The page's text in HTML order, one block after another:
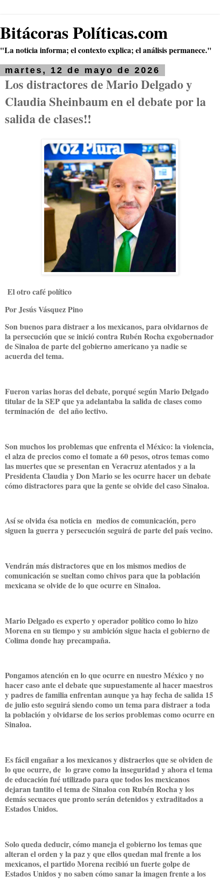
Bitácoras Políticas.com
"La noticia informa; el contexto explica; el análisis permanece."
martes, 12 de mayo de 2026
Los distractores de Mario Delgado y
Claudia Sheinbaum en el debate por la
salida de clases!!
El otro café político
Por Jesús Vásquez Pino
Son buenos para distraer a los mexicanos, para olvidarnos de
la persecución que se inició contra Rubén Rocha exgobernador
de Sinaloa de parte del gobierno americano ya nadie se
acuerda del tema.
Fueron varias horas del debate, porqué según Mario Delgado
titular de la SEP que ya adelantaba la salida de clases como
terminación de del año lectivo.
Son muchos los problemas que enfrenta el México: la violencia,
el alza de precios como el tomate a 60 pesos, otros temas como
las muertes que se presentan en Veracruz atentados y a la
Presidenta Claudia y Don Mario se les ocurre hacer un debate
cómo distractores para que la gente se olvide del caso Sinaloa.
Así se olvida ésa noticia en medios de comunicación, pero
siguen la guerra y persecución seguirá de parte del país vecino.
Vendrán más distractores que en los mismos medios de
comunicación se sueltan como chivos para que la población
mexicana se olvide de lo que ocurre en Sinaloa.
Mario Delgado es experto y operador político como lo hizo
Morena en su tiempo y su ambición sigue hacia el gobierno de
Colima donde hay precampaña.
Pongamos atención en lo que ocurre en nuestro México y no
hacer caso ante el debate que supuestamente al hacer maestros
y padres de familia enfrentan aunque ya hay fecha de salida 15
de julio esto seguirá siendo como un tema para distraer a toda
la población y olvidarse de los serios problemas como ocurre en
Sinaloa.
Es fácil engañar a los mexicanos y distraerlos que se olviden de
lo que ocurre, de lo grave como la inseguridad y ahora el tema
de educación fué utilizado para que todos los mexicanos
dejaran tantito el tema de Sinaloa con Rubén Rocha y los
demás secuaces que pronto serán detenidos y extraditados a
Estados Unidos.
Solo queda deducir, cómo maneja el gobierno los temas que
alteran el orden y la paz y que ellos quedan mal frente a los
mexicanos, el partido Morena recibió un fuerte golpe de
Estados Unidos y no saben cómo sanar la imagen frente a los